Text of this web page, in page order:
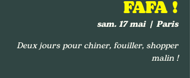
FAFA !
sam. 17 mai
  |
Paris
Deux jours pour chiner, fouiller, shopper
malin !